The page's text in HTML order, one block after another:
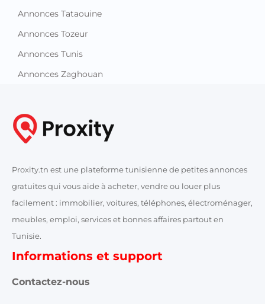
Annonces Tataouine
Annonces Tozeur
Annonces Tunis
Annonces Zaghouan
Proxity.tn est une plateforme tunisienne de petites annonces
gratuites qui vous aide à acheter, vendre ou louer plus
facilement : immobilier, voitures, téléphones, électroménager,
meubles, emploi, services et bonnes affaires partout en
Tunisie.
Informations et support
Contactez-nous